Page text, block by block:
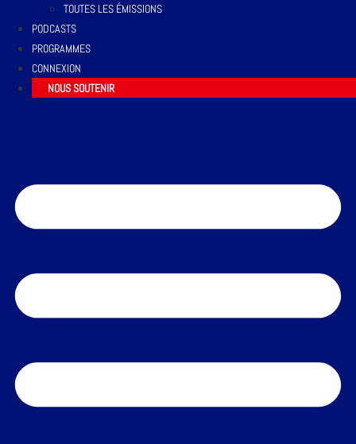
TOUTES LES ÉMISSIONS
PODCASTS
PROGRAMMES
CONNEXION
NOUS SOUTENIR